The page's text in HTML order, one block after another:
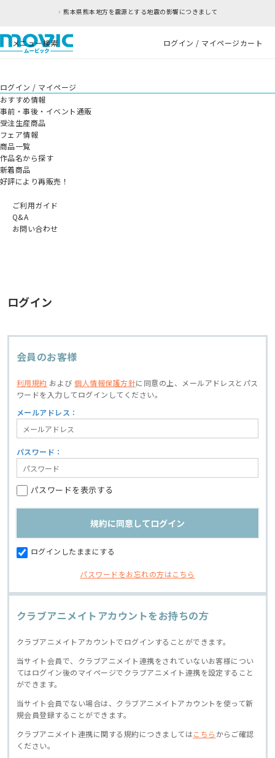
熊本県熊本地方を震源とする地震の影響につきまして
メニュー検索 ログイン / マイページカート
ログイン / マイページ
おすすめ情報
事前・事後・イベント通販
受注生産商品
フェア情報
商品一覧
作品名から探す
新着商品
好評により再販売！
ご利用ガイド
Q&A
お問い合わせ
ログイン
会員のお客様
利用規約 および個人情報保護方針に同意の上、
メールアドレスとパス
ワードを入力してログインしてください。
メールアドレス：
パスワード：
パスワードを表示する
ログインしたままにする
パスワードをお忘れの方はこちら
クラブアニメイトアカウントをお持ちの方
クラブアニメイトアカウントでログインすることができます。
当サイト会員で、クラブアニメイト連携をされていないお客様につい
てはログイン後のマイページでクラブアニメイト連携を設定すること
ができます。
当サイト会員でない場合は、クラブアニメイトアカウントを使って新
規会員登録することができます。
クラブアニメイト連携に関する規約につきましてはこちら からご確認
ください。